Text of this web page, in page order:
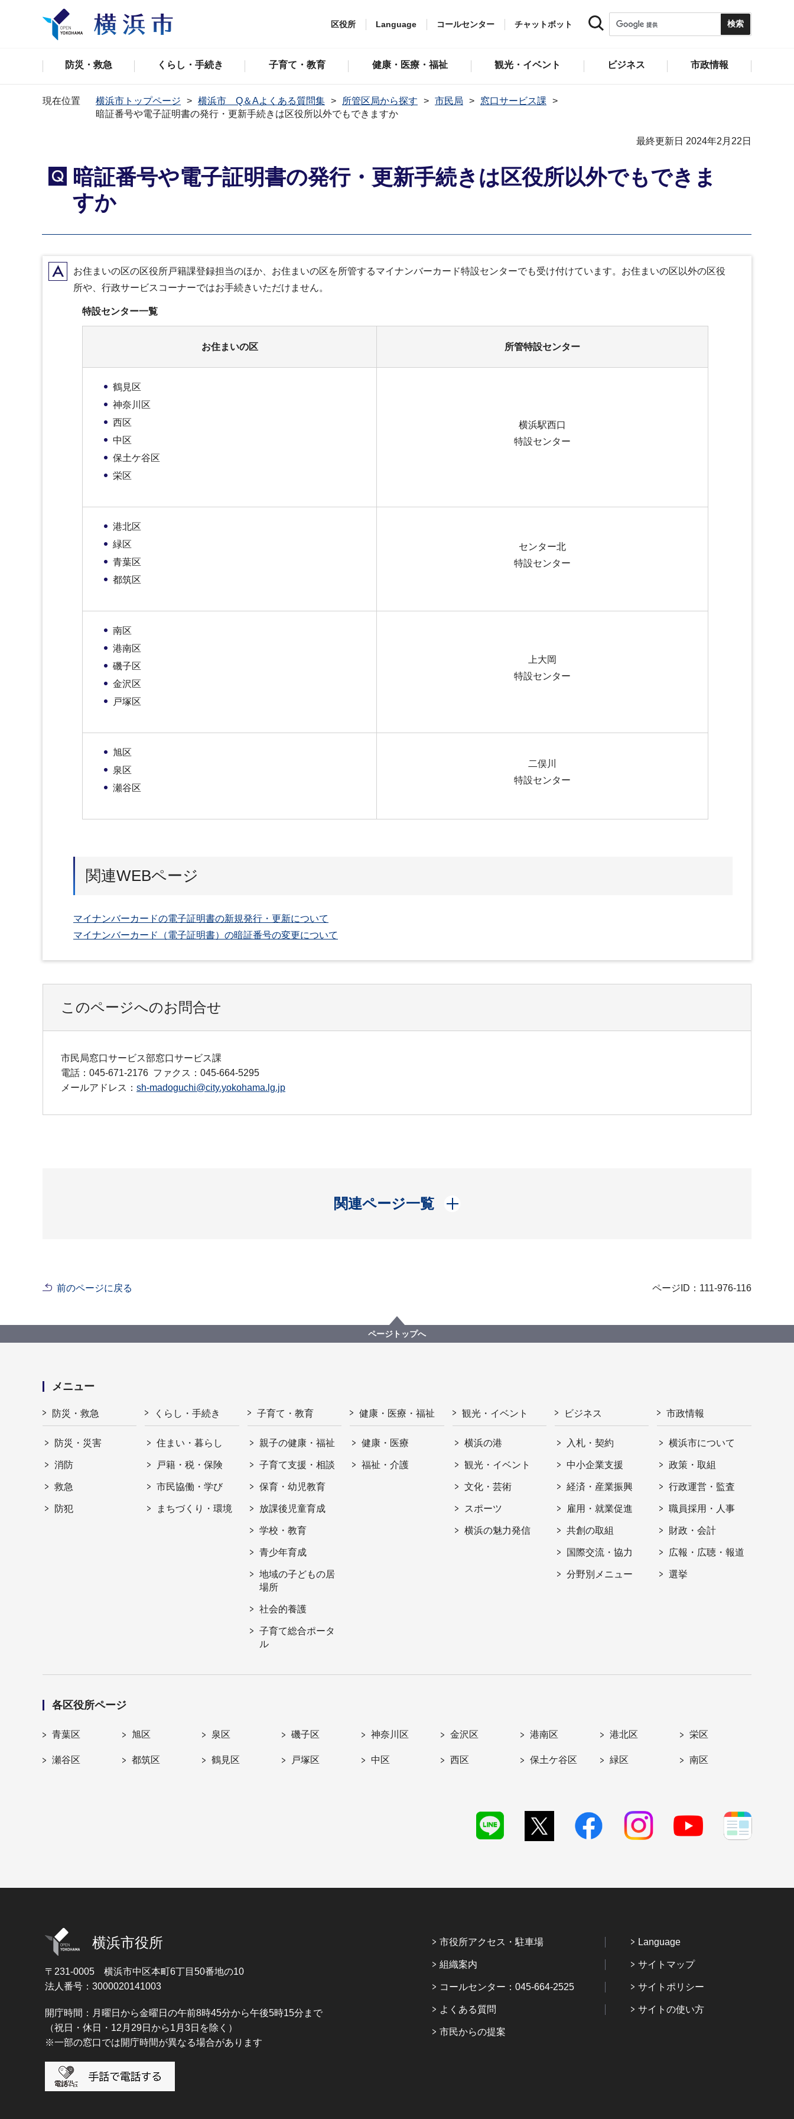
区役所 Language コールセンター チャットボット
防災・救急 くらし・手続き 子育て・教育 健康・医療・福祉 観光・イベント ビジネス 市政情報
現在位置 横浜市トップページ 横浜市 Q＆Aよくある質問集 所管区局から探す 市民局
窓口サービス課
暗証番号や電子証明書の発行・更新手続きは区役所以外でもできますか
最終更新日 2024年2月22日
Q
暗証番号や電子証明書の発行・更新手続きは区役所以外でもできま
すか
Aお住まいの区の区役所戸籍課登録担当のほか、お住まいの区を所管するマイナンバーカード特設センターでも受け付けています。お住まいの区以外の区役
所や、行政サービスコーナーではお手続きいただけません。
特設センター一覧
お住まいの区 所管特設センター
鶴見区
神奈川区
西区
中区
保土ケ谷区
栄区
横浜駅西口
特設センター
港北区
緑区
青葉区
都筑区
センター北
特設センター
南区
港南区
磯子区
金沢区
戸塚区
上大岡
特設センター
旭区
泉区
瀬谷区
二俣川
特設センター
関連WEBページ
マイナンバーカードの電子証明書の新規発行・更新について
マイナンバーカード（電子証明書）の暗証番号の変更について
このページへのお問合せ
市民局窓口サービス部窓口サービス課
電話：045-671-2176 ファクス：045-664-5295
メールアドレス： sh-madoguchi@city.yokohama.lg.jp
関連ページ一覧
開く
前のページに戻る ページID：111-976-116
ページトップへ
メニュー
防災・救急
防災・災害
消防
救急
防犯
くらし・手続き
住まい・暮らし
戸籍・税・保険
市民協働・学び
まちづくり・環境
子育て・教育
親子の健康・福祉
子育て支援・相談
保育・幼児教育
放課後児童育成
学校・教育
青少年育成
地域の子どもの居
場所
社会的養護
子育て総合ポータ
ル
健康・医療・福祉
健康・医療
福祉・介護
観光・イベント
横浜の港
観光・イベント
文化・芸術
スポーツ
横浜の魅力発信
ビジネス
入札・契約
中小企業支援
経済・産業振興
雇用・就業促進
共創の取組
国際交流・協力
分野別メニュー
市政情報
横浜市について
政策・取組
行政運営・監査
職員採用・人事
財政・会計
広報・広聴・報道
選挙
各区役所ページ
青葉区 旭区 泉区 磯子区 神奈川区 金沢区 港南区 港北区 栄区
瀬谷区 都筑区 鶴見区 戸塚区 中区 西区 保土ケ谷区 緑区 南区
横浜市役所
〒231-0005 横浜市中区本町6丁目50番地の10
法人番号：3000020141003
開庁時間：月曜日から金曜日の午前8時45分から午後5時15分まで
（祝日・休日・12月29日から1月3日を除く）
※一部の窓口では開庁時間が異なる場合があります
市役所アクセス・駐車場
組織案内
コールセンター：045-664-2525
よくある質問
市民からの提案
Language
サイトマップ
サイトポリシー
サイトの使い方